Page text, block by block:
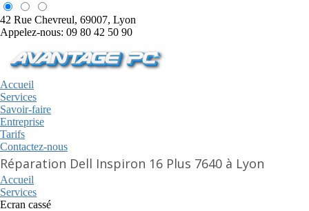
42 Rue Chevreul, 69007, Lyon
Appelez-nous: 09 80 42 50 90
Accueil
Services
Savoir-faire
Entreprise
Tarifs
Contactez-nous
Réparation Dell Inspiron 16 Plus 7640 à Lyon
Accueil
Services
Ecran cassé